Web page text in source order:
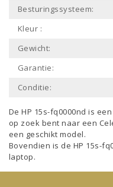
Besturingssysteem:
Kleur :
Gewicht:
Garantie:
Conditie:
De HP 15s-fq0000nd is een
op zoek bent naar een
een geschikt model.
Bovendien is de HP 15s-
laptop.